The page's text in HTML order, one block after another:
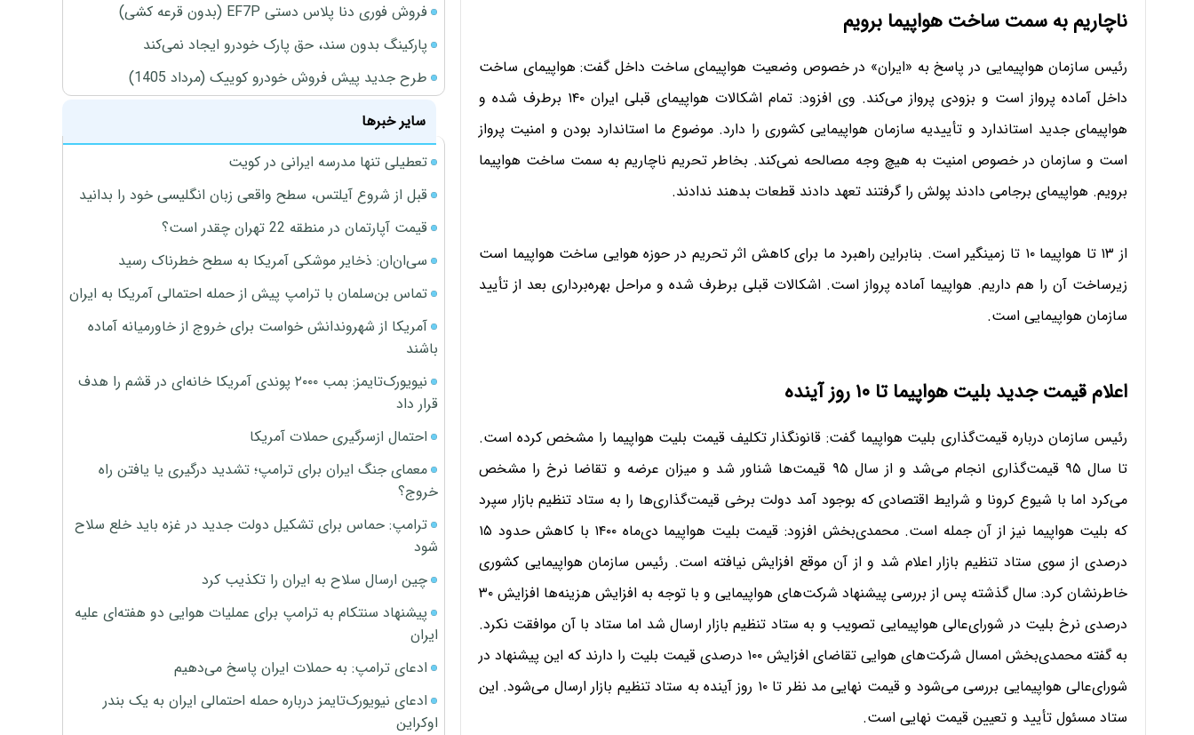
ناچاریم به سمت ساخت هواپیما برویم
رئیس سازمان هواپیمایی در پاسخ به «ایران» در خصوص وضعیت هواپیمای ساخت داخل گفت: هواپیمای ساخت
داخل آماده پرواز است و بزودی پرواز می‌کند. وی افزود: تمام اشکالات هواپیمای قبلی ایران ۱۴۰ برطرف شده و
هواپیمای جدید استاندارد و تأییدیه سازمان هواپیمایی کشوری را دارد. موضوع ما استاندارد بودن و امنیت پرواز
است و سازمان در خصوص امنیت به هیچ وجه مصالحه نمی‌کند. بخاطر تحریم ناچاریم به سمت ساخت هواپیما
برویم. هواپیمای برجامی دادند پولش را گرفتند تعهد دادند قطعات بدهند ندادند.
از ۱۳ تا هواپیما ۱۰ تا زمینگیر است. بنابراین راهبرد ما برای کاهش اثر تحریم در حوزه هوایی ساخت هواپیما است
زیرساخت آن را هم داریم. هواپیما آماده پرواز است. اشکالات قبلی برطرف شده و مراحل بهره‌برداری بعد از تأیید
سازمان هواپیمایی است.
اعلام قیمت جدید بلیت هواپیما تا ۱۰ روز آینده
رئیس سازمان درباره قیمت‌گذاری بلیت هواپیما گفت: قانونگذار تکلیف قیمت بلیت هواپیما را مشخص کرده است.
تا سال ۹۵ قیمت‌گذاری انجام می‌شد و از سال ۹۵ قیمت‌ها شناور شد و میزان عرضه و تقاضا نرخ را مشخص
می‌کرد اما با شیوع کرونا و شرایط اقتصادی که بوجود آمد دولت برخی قیمت‌گذاری‌ها را به ستاد تنظیم بازار سپرد
که بلیت هواپیما نیز از آن جمله است. محمدی‌بخش افزود: قیمت بلیت هواپیما دی‌ماه ۱۴۰۰ با کاهش حدود ۱۵
درصدی از سوی ستاد تنظیم بازار اعلام شد و از آن موقع افزایش نیافته است. رئیس سازمان هواپیمایی کشوری
خاطرنشان کرد: سال گذشته پس از بررسی پیشنهاد شرکت‌های هواپیمایی و با توجه به افزایش هزینه‌ها افزایش ۳۰
درصدی نرخ بلیت در شورای‌عالی هواپیمایی تصویب و به ستاد تنظیم بازار ارسال شد اما ستاد با آن موافقت نکرد.
به گفته محمدی‌بخش امسال شرکت‌های هوایی تقاضای افزایش ۱۰۰ درصدی قیمت بلیت را دارند که این پیشنهاد در
شورای‌عالی هواپیمایی بررسی می‌شود و قیمت نهایی مد نظر تا ۱۰ روز آینده به ستاد تنظیم بازار ارسال می‌شود. این
ستاد مسئول تأیید و تعیین قیمت نهایی است‌.
فروش فوری دنا پلاس دستی EF7P (بدون قرعه کشی)
پارکینگ بدون سند، حق پارک خودرو ایجاد نمی‌کند
طرح جدید پیش فروش خودرو کوییک (مرداد 1405)
سایر خبرها
تعطیلی تنها مدرسه ایرانی در کویت
قبل از شروع آیلتس، سطح واقعی زبان انگلیسی خود را بدانید
قیمت آپارتمان در منطقه 22 تهران چقدر است؟
سی‌ان‌ان: ذخایر موشکی آمریکا به سطح خطرناک رسید
تماس بن‌سلمان با ترامپ پیش از حمله احتمالی آمریکا به ایران
آمریکا از شهروندانش خواست برای خروج از خاورمیانه آماده
باشند
نیویورک‌تایمز: بمب ۲۰۰۰ پوندی آمریکا خانه‌ای در قشم را هدف
قرار داد
احتمال ازسرگیری حملات آمریکا
معمای جنگ ایران برای ترامپ؛ تشدید درگیری یا یافتن راه
خروج؟
ترامپ: حماس برای تشکیل دولت جدید در غزه باید خلع سلاح
شود
چین ارسال سلاح به ایران را تکذیب کرد
پیشنهاد سنتکام به ترامپ برای عملیات هوایی دو هفته‌ای علیه
ایران
ادعای ترامپ: به حملات ایران پاسخ می‌دهیم
ادعای نیویورک‌تایمز درباره حمله احتمالی ایران به یک بندر
اوکراین